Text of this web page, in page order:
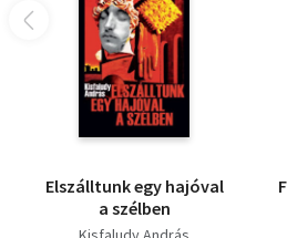
Elszálltunk egy hajóval
a szélben